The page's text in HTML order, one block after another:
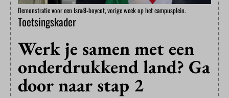
Demonstratie voor een Israël-boycot, vorige week op het campusplein.
Toetsingskader
Werk je samen met een
onderdrukkend land? Ga
door naar stap 2